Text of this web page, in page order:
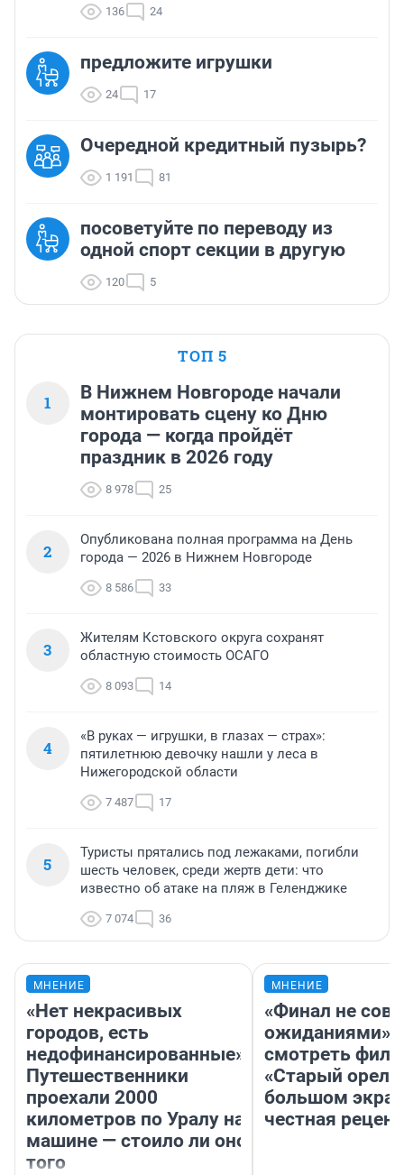
136 24
предложите игрушки
24 17
Очередной кредитный пузырь?
1 191 81
посоветуйте по переводу из
одной спорт секции в другую
120 5
ТОП 5
1
В Нижнем Новгороде начали
монтировать сцену ко Дню
города — когда пройдёт
праздник в 2026 году
8 978 25
2
Опубликована полная программа на День
города — 2026 в Нижнем Новгороде
8 586 33
3
Жителям Кстовского округа сохранят
областную стоимость ОСАГО
8 093 14
4
«В руках — игрушки, в глазах — страх»:
пятилетнюю девочку нашли у леса в
Нижегородской области
7 487 17
5
Туристы прятались под лежаками, погибли
шесть человек, среди жертв дети: что
известно об атаке на пляж в Геленджике
7 074 36
МНЕНИЕ
«Нет некрасивых
городов, есть
недофинансированные».
Путешественники
проехали 2000
километров по Уралу на
машине — стоило ли оно
того
МНЕНИЕ
«Финал не
ожиданиями»:
смотреть
«Старый орел»
большом
честная